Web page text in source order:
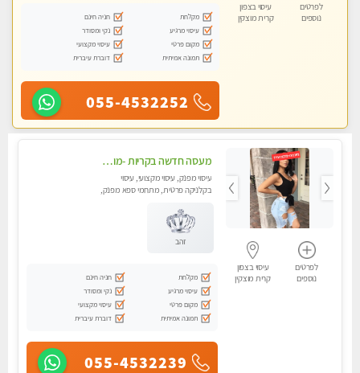
לפרטים
נוספים
עיסוי בצפון
קרית מוצקין
מקלחת
חניה חינם
עיסוי מרגיע
נקי ומסודר
מקום פרטי
עיסוי מקצועי
תמונה אמיתית
דוברת עיברית
055-4532252
לפרטים
נוספים
עיסוי בצפון
קרית מוצקין
מעסה חדשה בקריות -מומלץ לחלוטין!! כל סוגי העיסויים מעסה מקצועית ואיכותית פרטי!! highly recommended..new in the city
עיסוי מפנק, עיסוי מקצועי, עיסוי
בקלניקה פרטית, מתחמי ספא מפנק,
זהב
מקלחת
חניה חינם
עיסוי מרגיע
נקי ומסודר
מקום פרטי
עיסוי מקצועי
תמונה אמיתית
דוברת עיברית
055-4532239